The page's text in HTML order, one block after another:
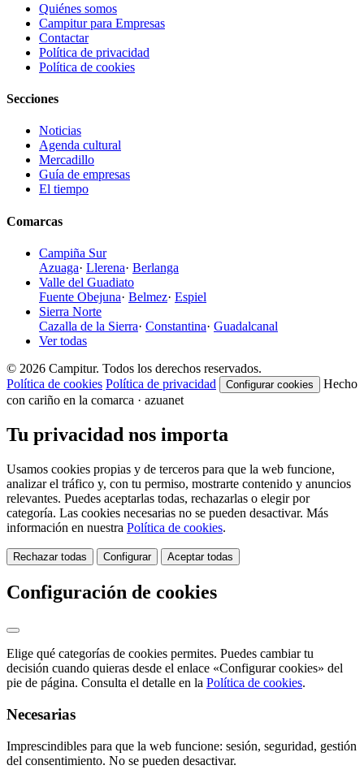
Quiénes somos
Campitur para Empresas
Contactar
Política de privacidad
Política de cookies
Secciones
Noticias
Agenda cultural
Mercadillo
Guía de empresas
El tiempo
Comarcas
Campiña Sur
Azuaga· Llerena· Berlanga
Valle del Guadiato
Fuente Obejuna· Belmez· Espiel
Sierra Norte
Cazalla de la Sierra· Constantina· Guadalcanal
Ver todas
© 2026 Campitur. Todos los derechos reservados.
Política de cookies Política de privacidad Configurar cookies
Hecho
con cariño en la comarca · azuanet
Tu privacidad nos importa
Usamos cookies propias y de terceros para que la web funcione,
analizar el tráfico y, con tu permiso, mostrarte contenido y anuncios
relevantes. Puedes aceptarlas todas, rechazarlas o elegir por
categoría. Las cookies necesarias no se pueden desactivar. Más
información en nuestra Política de cookies.
Rechazar todas Configurar Aceptar todas
Configuración de cookies
Elige qué categorías de cookies permites. Puedes cambiar tu
decisión cuando quieras desde el enlace «Configurar cookies» del
pie de página. Consulta el detalle en la Política de cookies.
Necesarias
Imprescindibles para que la web funcione: sesión, seguridad, gestión
del consentimiento. No se pueden desactivar.